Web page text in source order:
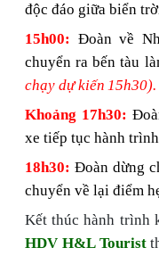
độc đáo giữa biển
15h00: Đoàn về
chuyển ra bến tàu
chạy dự kiến 15h30).
Khoảng 17h30:
xe tiếp tục hành
18h30: Đoàn dừng
chuyển về lại điểm
Kết thúc hành trình
HDV H&L Tourist